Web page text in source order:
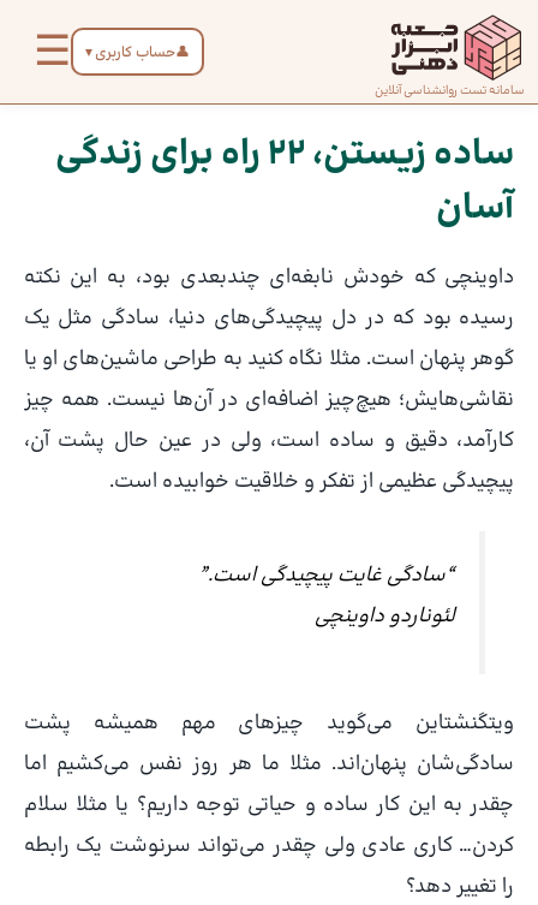
محتوا
سامانه تست روانشناسی آنلاین
👤حساب کاربری ▼
☰
صفحه
اصلی
درباره
تماس
با ما
دسته‌بندی
تست‌ها
ساده زیستن، 22 راه برای زندگی
آسان
داوینچی که خودش نابغه‌ای چندبعدی بود، به این نکته
رسیده بود که در دل پیچیدگی‌های دنیا، سادگی مثل یک
گوهر پنهان است. مثلا نگاه کنید به طراحی ماشین‌های او یا
نقاشی‌هایش؛ هیچ‌چیز اضافه‌ای در آن‌ها نیست. همه چیز
کارآمد، دقیق و ساده است، ولی در عین حال پشت آن،
پیچیدگی عظیمی از تفکر و خلاقیت خوابیده است.
“سادگی غایت پیچیدگی است.”
لئوناردو داوینچی
ویتگنشتاین می‌گوید چیزهای مهم همیشه پشت
سادگی‌شان پنهان‌اند. مثلا ما هر روز نفس می‌کشیم اما
چقدر به این کار ساده و حیاتی توجه داریم؟ یا مثلا سلام
کردن… کاری عادی ولی چقدر می‌تواند سرنوشت یک رابطه
را تغییر دهد؟
پیمایش